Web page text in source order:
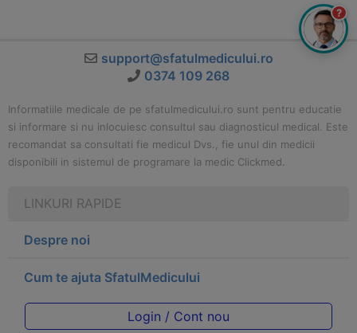
support@sfatulmedicului.ro
0374 109 268
Informatiile medicale de pe sfatulmedicului.ro sunt pentru educatie
si informare si nu inlocuiesc consultul sau diagnosticul medical. Este
recomandat sa consultati fie medicul Dvs., fie unul din medicii
disponibili in sistemul de programare la medic Clickmed.
LINKURI RAPIDE
Despre noi
Cum te ajuta SfatulMedicului
Login / Cont nou
?